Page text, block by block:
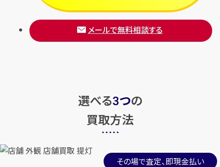
メールで無料相談する
選べる3つの
買取方法
その場で査定、即現金払い